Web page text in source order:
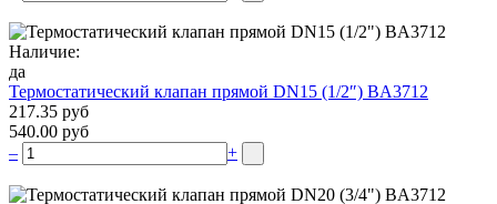
Наличие:
да
Термостатический клапан прямой DN15 (1/2″) BA3712
217.35 руб
540.00 руб
–
+